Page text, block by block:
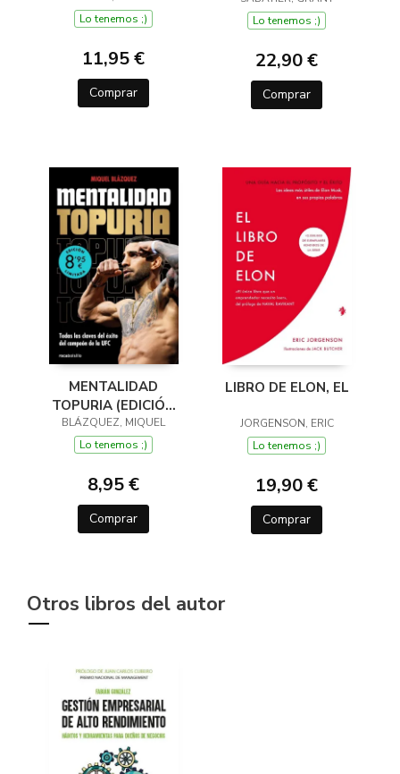
Lo tenemos ;)
11,95 €
Comprar
Lo tenemos ;)
22,90 €
Comprar
MENTALIDAD
TOPURIA (EDICIÓN
LIMITADA)
BLÁZQUEZ, MIQUEL
Lo tenemos ;)
8,95 €
Comprar
LIBRO DE ELON, EL
JORGENSON, ERIC
Lo tenemos ;)
19,90 €
Comprar
Otros libros del autor